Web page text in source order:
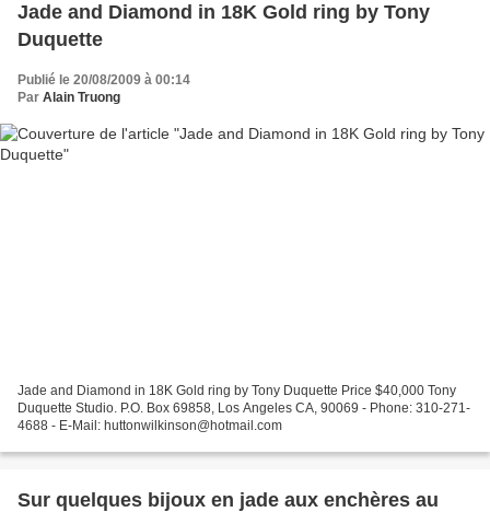
Jade and Diamond in 18K Gold ring by Tony
Duquette
Publié le 20/08/2009 à 00:14
Par Alain Truong
Jade and Diamond in 18K Gold ring by Tony Duquette Price $40,000 Tony
Duquette Studio. P.O. Box 69858, Los Angeles CA, 90069 - Phone: 310-271-
4688 - E-Mail: huttonwilkinson@hotmail.com
Sur quelques bijoux en jade aux enchères au